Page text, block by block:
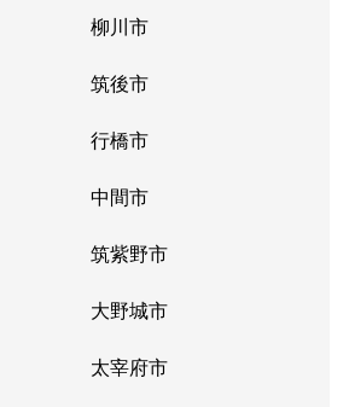
柳川市
筑後市
行橋市
中間市
筑紫野市
大野城市
太宰府市